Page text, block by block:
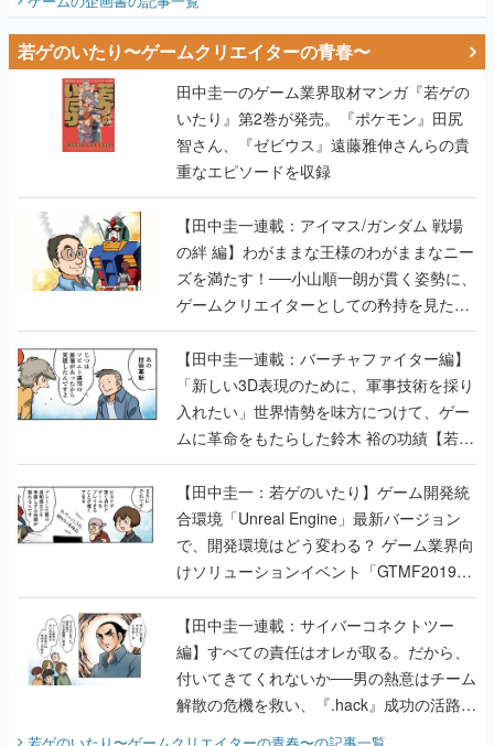
田中圭一のゲーム業界取材マンガ『若ゲの
いたり』第2巻が発売。『ポケモン』田尻
智さん、『ゼビウス』遠藤雅伸さんらの貴
重なエピソードを収録
【田中圭一連載：アイマス/ガンダム 戦場
の絆 編】わがままな王様のわがままなニー
ズを満たす！──小山順一朗が貫く姿勢に、
ゲームクリエイターとしての矜持を見た
【若ゲのいたり最終回】
【田中圭一連載：バーチャファイター編】
「新しい3D表現のために、軍事技術を採り
入れたい」世界情勢を味方につけて、ゲー
ムに革命をもたらした鈴木 裕の功績【若ゲ
のいたり】
【田中圭一：若ゲのいたり】ゲーム開発統
合環境「Unreal Engine」最新バージョン
で、開発環境はどう変わる？ ゲーム業界向
けソリューションイベント「GTMF2019」
に行って、より理解を深めよう【PR】
【田中圭一連載：サイバーコネクトツー
編】すべての責任はオレが取る。だから、
付いてきてくれないか──男の熱意はチーム
解散の危機を救い、『.hack』成功の活路を
開く。業界の快男児・松山 洋に流れる血は
『少年ジャンプ』色だった【若ゲのいた
り】
若ゲのいたり〜ゲームクリエイターの青春〜の記事一覧